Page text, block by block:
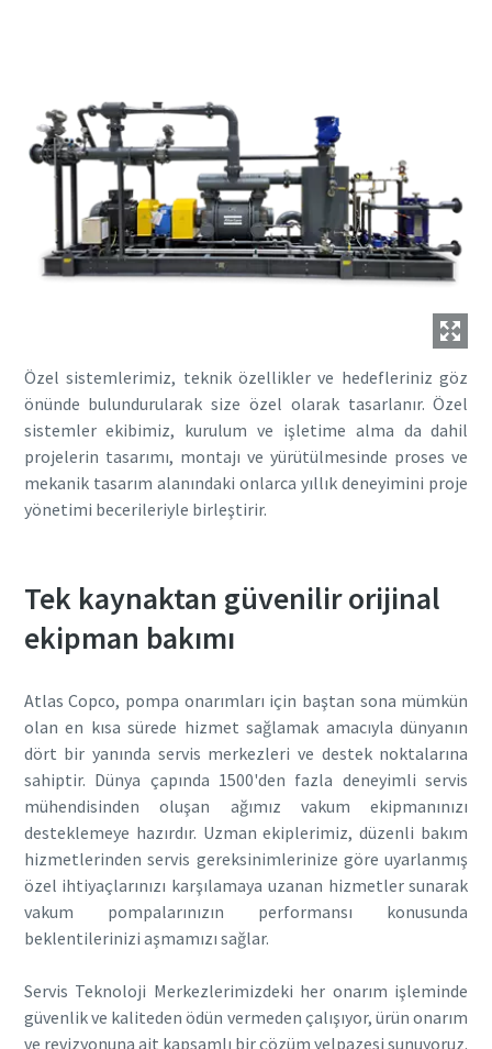
Özel sistemlerimiz, teknik özellikler ve hedefleriniz göz
önünde bulundurularak size özel olarak tasarlanır. Özel
sistemler ekibimiz, kurulum ve işletime alma da dahil
projelerin tasarımı, montajı ve yürütülmesinde proses ve
mekanik tasarım alanındaki onlarca yıllık deneyimini proje
yönetimi becerileriyle birleştirir.
Tek kaynaktan güvenilir orijinal
ekipman bakımı
Atlas Copco, pompa onarımları için baştan sona mümkün
olan en kısa sürede hizmet sağlamak amacıyla dünyanın
dört bir yanında servis merkezleri ve destek noktalarına
sahiptir. Dünya çapında 1500'den fazla deneyimli servis
mühendisinden oluşan ağımız vakum ekipmanınızı
desteklemeye hazırdır. Uzman ekiplerimiz, düzenli bakım
hizmetlerinden servis gereksinimlerinize göre uyarlanmış
özel ihtiyaçlarınızı karşılamaya uzanan hizmetler sunarak
vakum pompalarınızın performansı konusunda
beklentilerinizi aşmamızı sağlar.
Servis Teknoloji Merkezlerimizdeki her onarım işleminde
güvenlik ve kaliteden ödün vermeden çalışıyor, ürün onarım
ve revizyonuna ait kapsamlı bir çözüm yelpazesi sunuyoruz.